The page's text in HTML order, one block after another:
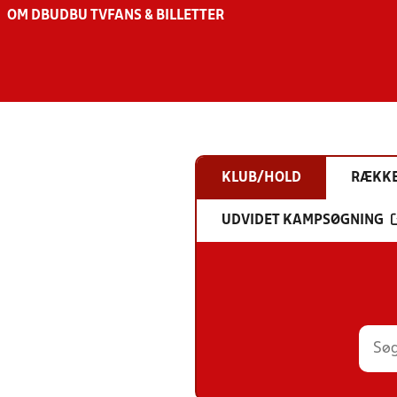
OM DBU DBU TV FANS & BILLETTER
KLUB/HOLD
UDVIDET KAMPSØGNING